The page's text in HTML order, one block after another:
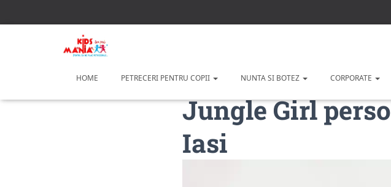
HOME PETRECERI PENTRU COPII NUNTA SI BOTEZ CORPORATE
Jungle Girl
Iasi